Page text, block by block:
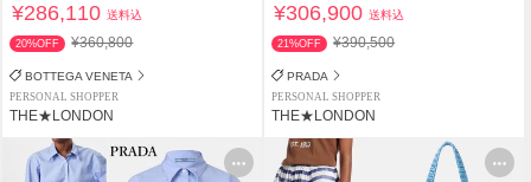
¥286,110送料込
20%OFF ¥360,800
BOTTEGA VENETA
PERSONAL SHOPPER
THE★LONDON
¥306,900送料込
21%OFF ¥390,500
PRADA
PERSONAL SHOPPER
THE★LONDON